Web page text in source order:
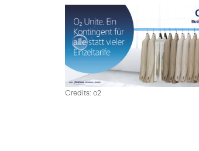
Credits: o2